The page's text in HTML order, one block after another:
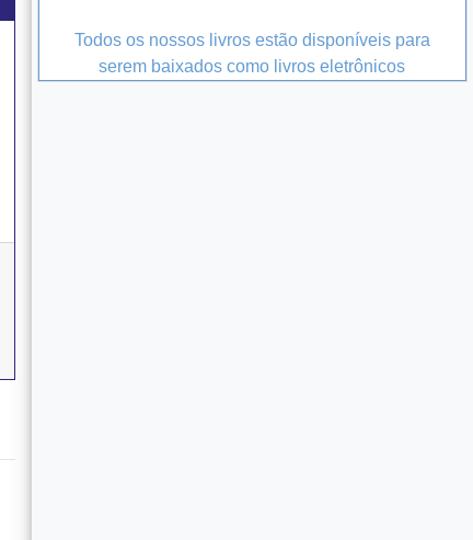
Todos os nossos livros estão disponíveis para
serem baixados como livros eletrônicos